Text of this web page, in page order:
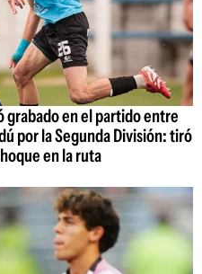
grabado en el partido entre
por la Segunda División: tiró
en la ruta